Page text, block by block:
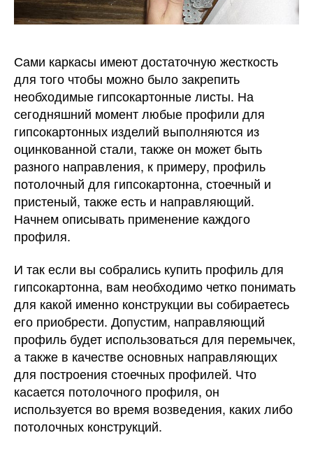
Сами каркасы имеют достаточную жесткость
для того чтобы можно было закрепить
необходимые гипсокартонные листы. На
сегодняшний момент любые профили для
гипсокартонных изделий выполняются из
оцинкованной стали, также он может быть
разного направления, к примеру, профиль
потолочный для гипсокартонна, стоечный и
пристеный, также есть и направляющий.
Начнем описывать применение каждого
профиля.
И так если вы собрались купить профиль для
гипсокартонна, вам необходимо четко понимать
для какой именно конструкции вы собираетесь
его приобрести. Допустим, направляющий
профиль будет использоваться для перемычек,
а также в качестве основных направляющих
для построения стоечных профилей. Что
касается потолочного профиля, он
используется во время возведения, каких либо
потолочных конструкций.